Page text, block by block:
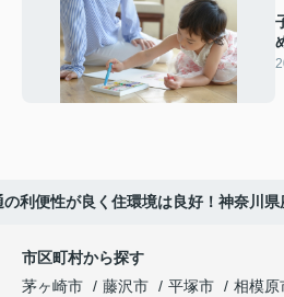
の利便性が良く住環境は良好！神奈川
市区町村から探す
茅ヶ崎市
藤沢市 平塚市 相模原